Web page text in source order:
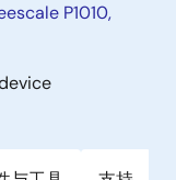
P1010,